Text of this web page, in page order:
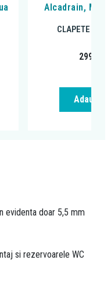
Alcadrain,
CLAPETE DE
299,00
Adauga
evidenta doar 5,5 mm
si rezervoarele WC